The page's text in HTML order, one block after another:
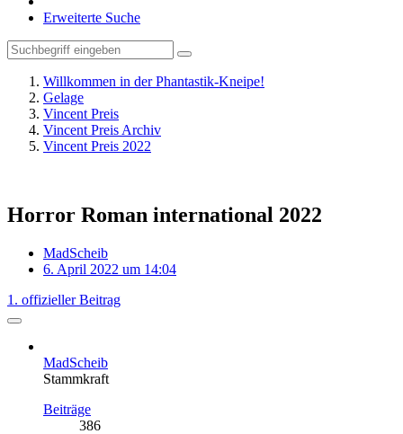
Erweiterte Suche
Willkommen in der Phantastik-Kneipe!
Gelage
Vincent Preis
Vincent Preis Archiv
Vincent Preis 2022
Horror Roman international 2022
MadScheib
6. April 2022 um 14:04
1. offizieller Beitrag
MadScheib
Stammkraft
Beiträge
386